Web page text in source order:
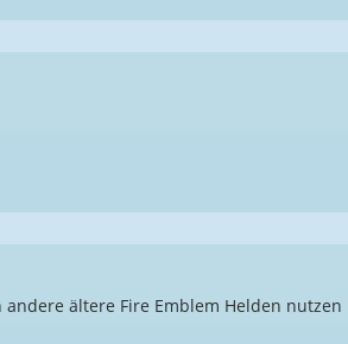
ältere Fire Emblem Helden